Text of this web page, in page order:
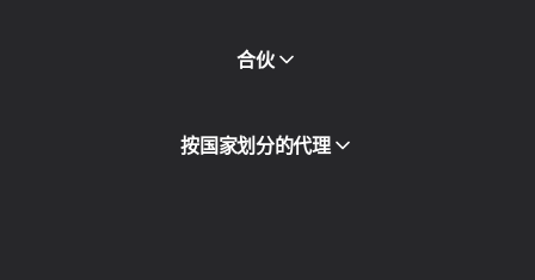
API访问
集成
合伙
合作伙伴计划
转售
按国家划分的代理